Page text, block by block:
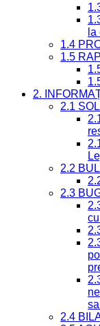
1.4
1.5
2.
2.1
2.2
2.3
2.4